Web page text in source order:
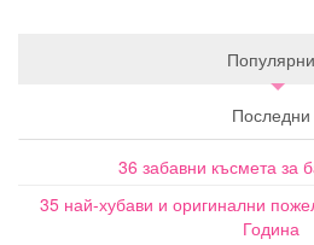
Популярни
Последни
36 забавни късмета за
35 най-хубави и оригинални
Година